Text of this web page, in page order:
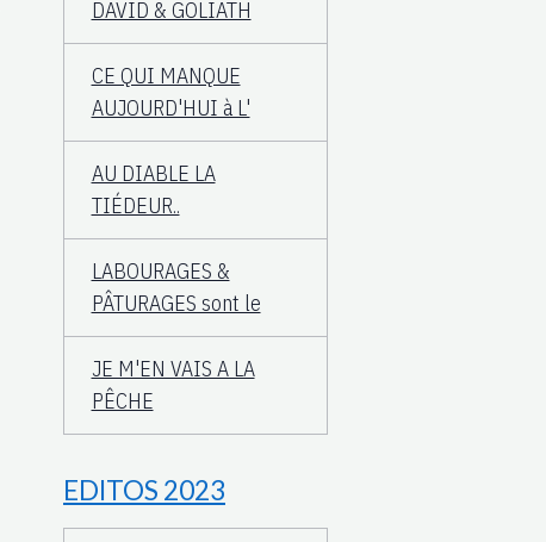
DAVID & GOLIATH
CE QUI MANQUE
AUJOURD'HUI à L'
AU DIABLE LA
TIÉDEUR..
LABOURAGES &
PÂTURAGES sont le
JE M'EN VAIS A LA
PÊCHE
EDITOS 2023